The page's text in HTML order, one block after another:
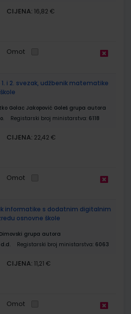
CIJENA: 16,82 €
Omot
1. i 2. svezak, udžbenik matematike
Golac Jakopović Goleš grupa autora
Registarski broj ministarstva: 6118
CIJENA: 22,42 €
Omot
informatike s dodatnim digitalnim
osnovne škole
grupa autora
d.d. Registarski broj ministarstva: 6063
CIJENA: 11,21 €
Omot